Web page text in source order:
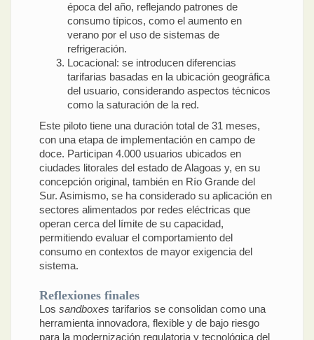
época del año, reflejando patrones de
consumo típicos, como el aumento en
verano por el uso de sistemas de
refrigeración.
Locacional: se introducen diferencias
tarifarias basadas en la ubicación geográfica
del usuario, considerando aspectos técnicos
como la saturación de la red.
Este piloto tiene una duración total de 31 meses,
con una etapa de implementación en campo de
doce. Participan 4.000 usuarios ubicados en
ciudades litorales del estado de Alagoas y, en su
concepción original, también en Río Grande del
Sur. Asimismo, se ha considerado su aplicación en
sectores alimentados por redes eléctricas que
operan cerca del límite de su capacidad,
permitiendo evaluar el comportamiento del
consumo en contextos de mayor exigencia del
sistema.
Reflexiones finales
Los sandboxes tarifarios se consolidan como una
herramienta innovadora, flexible y de bajo riesgo
para la modernización regulatoria y tecnológica del